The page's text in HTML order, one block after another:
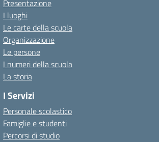
Presentazione
I luoghi
Le carte della scuola
Organizzazione
Le persone
I numeri della scuola
La storia
I Servizi
Personale scolastico
Famiglie e studenti
Percorsi di studio